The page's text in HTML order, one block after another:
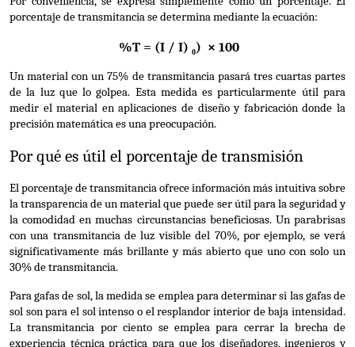
porcentaje de transmitancia se determina mediante la ecuación:
%T = (I / I) ₀)  × 100
Un material con un 75% de transmitancia pasará tres cuartas partes
de la luz que lo golpea. Esta medida es particularmente útil para
medir el material en aplicaciones de diseño y fabricación donde la
precisión matemática es una preocupación.
Por qué es útil el porcentaje de transmisión
El porcentaje de transmitancia ofrece información más intuitiva sobre
la transparencia de un material que puede ser útil para la seguridad y
la comodidad en muchas circunstancias beneficiosas. Un parabrisas
con una transmitancia de luz visible del 70%, por ejemplo, se verá
significativamente más brillante y más abierto que uno con solo un
30% de transmitancia.
Para gafas de sol, la medida se emplea para determinar si las gafas de
sol son para el sol intenso o el resplandor interior de baja intensidad.
La transmitancia por ciento se emplea para cerrar la brecha de
experiencia técnica práctica para que los diseñadores, ingenieros y